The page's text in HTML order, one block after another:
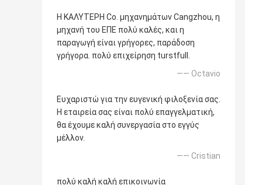
Η ΚΑΛΥΤΕΡΗ Co. μηχανημάτων Cangzhou, η
μηχανή του ΕΠΕ πολύ καλές, και η
παραγωγή είναι γρήγορες, παράδοση
γρήγορα. πολύ επιχείρηση turstfull.
—— Octavio
Ευχαριστώ για την ευγενική φιλοξενία σας.
Η εταιρεία σας είναι πολύ επαγγελματική,
θα έχουμε καλή συνεργασία στο εγγύς
μέλλον.
—— Cristian
πολύ καλή καλή επικοινωνία